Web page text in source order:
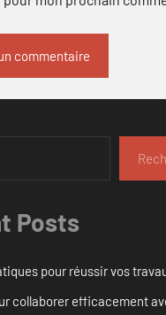
Posts
pour réussir vos
collaborer efficacement